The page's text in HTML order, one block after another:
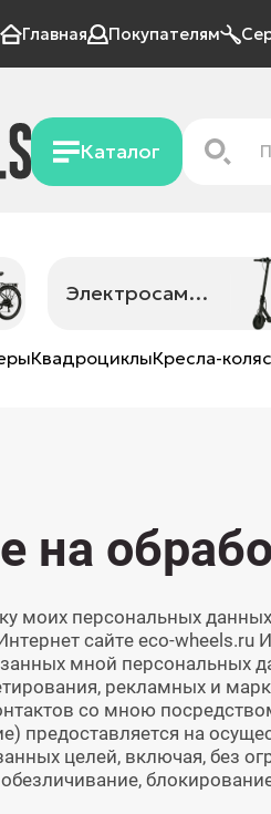
Главная Покупателям
Каталог
Электросамокаты
КвадроциклыКресла-
на
моих персональных
сайте eco-
мной персональных
рекламных и
со мною
предоставляется на
целей, включая, без
обезличивание,